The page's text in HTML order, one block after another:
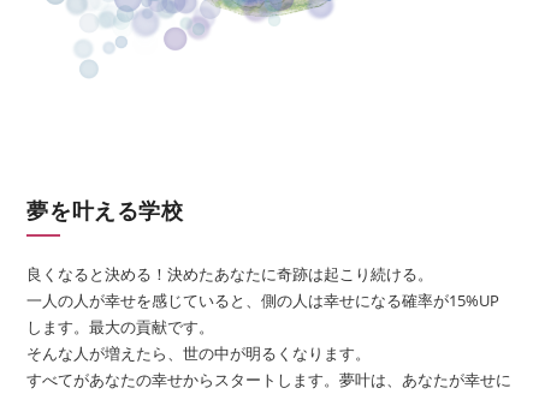
夢を叶える学校
良くなると決める！決めたあなたに奇跡は起こり続ける。
一人の人が幸せを感じていると、側の人は幸せになる確率が15%UP
します。最大の貢献です。
そんな人が増えたら、世の中が明るくなります。
すべてがあなたの幸せからスタートします。夢叶は、あなたが幸せに